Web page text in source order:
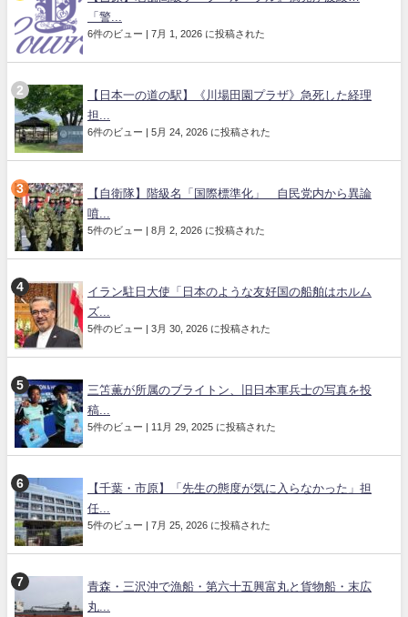
「警...
6件のビュー 7月 1, 2026 に投稿された
【日本一の道の駅】《川場田園プラザ》急死した経理
担...
6件のビュー 5月 24, 2026 に投稿された
【自衛隊】階級名「国際標準化」 自民党内から異論
噴...
5件のビュー 8月 2, 2026 に投稿された
イラン駐日大使「日本のような友好国の船舶はホルム
ズ...
5件のビュー 3月 30, 2026 に投稿された
三笘薫が所属のブライトン、旧日本軍兵士の写真を投
稿...
5件のビュー 11月 29, 2025 に投稿された
【千葉・市原】「先生の態度が気に入らなかった」担
任...
5件のビュー 7月 25, 2026 に投稿された
青森・三沢沖で漁船・第六十五興富丸と貨物船・末広
丸...